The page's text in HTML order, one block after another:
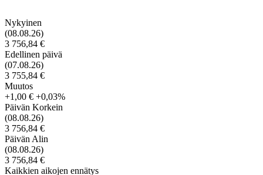
Nykyinen
(08.08.26)
3 756,84 €
Edellinen päivä
(07.08.26)
3 755,84 €
Muutos
+1,00 € +0,03%
Päivän Korkein
(08.08.26)
3 756,84 €
Päivän Alin
(08.08.26)
3 756,84 €
Kaikkien aikojen ennätys